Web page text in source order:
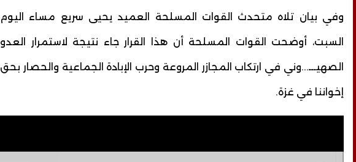
وفي بيان تلاه متحدث القوات المسلحة العميد يحيى سريع مساء اليوم
السبت، أوضحت القوات المسلحة أن هذا القرار جاء نتيجة لاستمرار العدو
الصهيـــ...وني في ارتكاب المجازر المروعة وحرب الإبادة الجماعية والحصار بحق
إخواننا في غزة.